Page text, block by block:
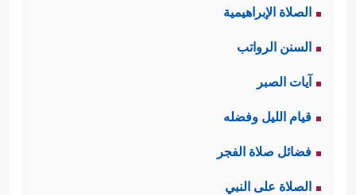
الصلاة الإبراهيمية
السنن الرواتب
آيات الصبر
قيام الليل وفضله
فضائل صلاة الفجر
الصلاة على النبي